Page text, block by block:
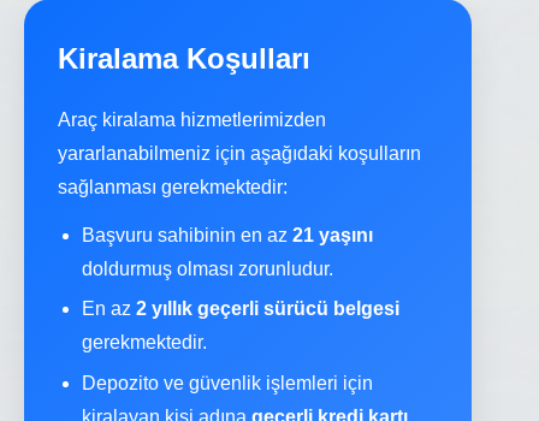
Kiralama Koşulları
Araç kiralama hizmetlerimizden
yararlanabilmeniz için aşağıdaki koşulların
sağlanması gerekmektedir:
Başvuru sahibinin en az 21 yaşını
doldurmuş olması zorunludur.
En az 2 yıllık geçerli sürücü belgesi
gerekmektedir.
Depozito ve güvenlik işlemleri için
kiralayan kişi adına geçerli kredi kartı